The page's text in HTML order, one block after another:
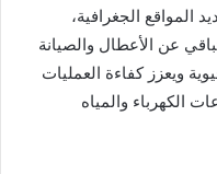
المواقع الجغرافية،
عن الأعطال والصيانة
ويعزز كفاءة العمليات
الكهرباء والمياه